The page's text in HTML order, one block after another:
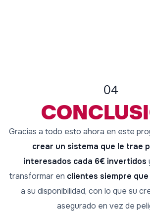
04
Gracias a todo esto ahora en este
crear un sistema que le trae
interesados cada 6€ invertidos
transformar en clientes siempre
a su disponibilidad, con lo que su
asegurado en vez de